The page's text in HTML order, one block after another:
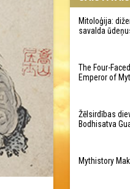
Mitoloģija:
savalda
The Four-
Emperor of
Žēlsirdības
Bodhisatva
Mythistory